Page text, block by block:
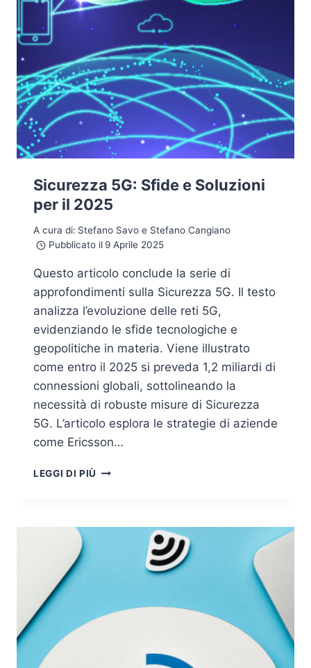
Sicurezza 5G: Sfide e Soluzioni
per il 2025
A cura di: Stefano Savo e Stefano Cangiano
Pubblicato il 9 Aprile 2025
Questo articolo conclude la serie di
approfondimenti sulla Sicurezza 5G. Il testo
analizza l’evoluzione delle reti 5G,
evidenziando le sfide tecnologiche e
geopolitiche in materia. Viene illustrato
come entro il 2025 si preveda 1,2 miliardi di
connessioni globali, sottolineando la
necessità di robuste misure di Sicurezza
5G. L’articolo esplora le strategie di aziende
come Ericsson…
LEGGI DI PIÙ SICUREZZA
SOLUZIONI